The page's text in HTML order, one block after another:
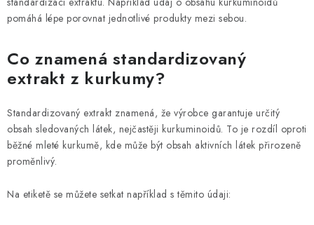
pomáhá lépe porovnat jednotlivé produkty mezi sebou.
Co znamená standardizovaný
extrakt z kurkumy?
Standardizovaný extrakt znamená, že výrobce garantuje určitý
obsah sledovaných látek, nejčastěji kurkuminoidů. To je rozdíl oproti
běžné mleté kurkumě, kde může být obsah aktivních látek přirozeně
proměnlivý.
Na etiketě se můžete setkat například s těmito údaji: